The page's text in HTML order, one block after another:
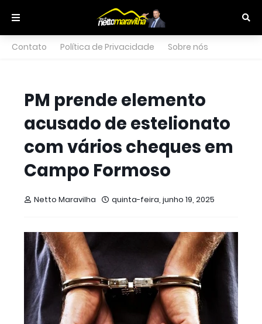
Contato Política de Privacidade Sobre nós
PM prende elemento
acusado de estelionato
com vários cheques em
Campo Formoso
Netto Maravilha quinta-feira, junho 19, 2025